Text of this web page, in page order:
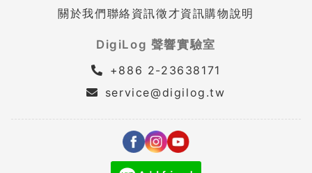
關於我們聯絡資訊徵才資訊購物說明
DigiLog 聲響實驗室
+886 2-23638171
service@digilog.tw